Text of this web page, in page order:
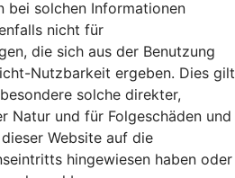
bei solchen Informationen
nicht für
die sich aus der Benutzung
Nutzbarkeit ergeben. Dies gilt
solche direkter,
Natur und für Folgeschäden und
Website auf die
hingewiesen haben oder